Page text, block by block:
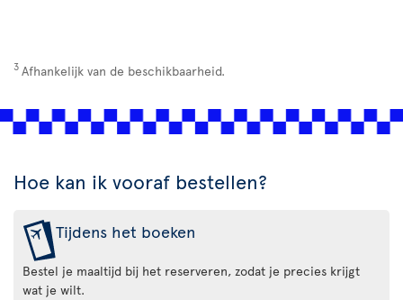
3 Afhankelijk van de beschikbaarheid.
Hoe kan ik vooraf bestellen?
Tijdens het boeken
Bestel je maaltijd bij het reserveren, zodat je precies krijgt
wat je wilt.